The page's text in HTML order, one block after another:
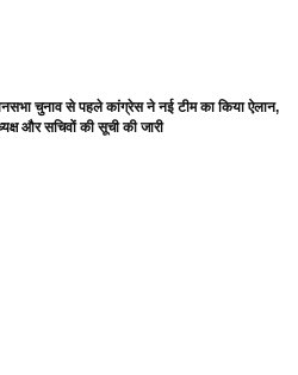
चुनाव से पहले कांग्रेस ने नई टीम का किया ऐलान,
और सचिवों की सूची की जारी